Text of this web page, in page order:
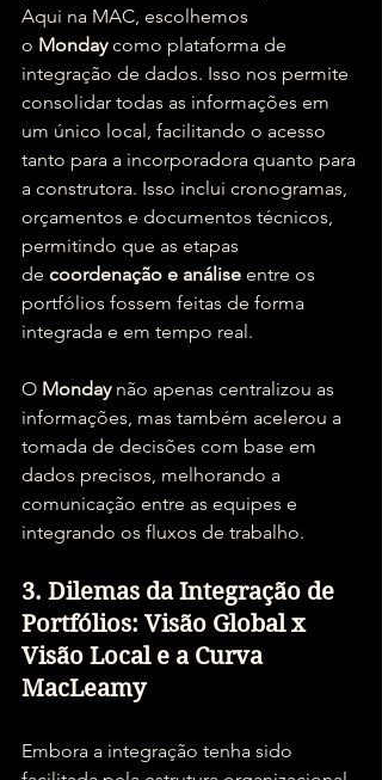
Aqui na MAC, escolhemos
o Monday como plataforma de
integração de dados. Isso nos permite
consolidar todas as informações em
um único local, facilitando o acesso
tanto para a incorporadora quanto para
a construtora. Isso inclui cronogramas,
orçamentos e documentos técnicos,
permitindo que as etapas
de coordenação e análise entre os
portfólios fossem feitas de forma
integrada e em tempo real.
O Monday não apenas centralizou as
informações, mas também acelerou a
tomada de decisões com base em
dados precisos, melhorando a
comunicação entre as equipes e
integrando os fluxos de trabalho.
3. Dilemas da Integração de
Portfólios: Visão Global x
Visão Local e a Curva
MacLeamy
Embora a integração tenha sido